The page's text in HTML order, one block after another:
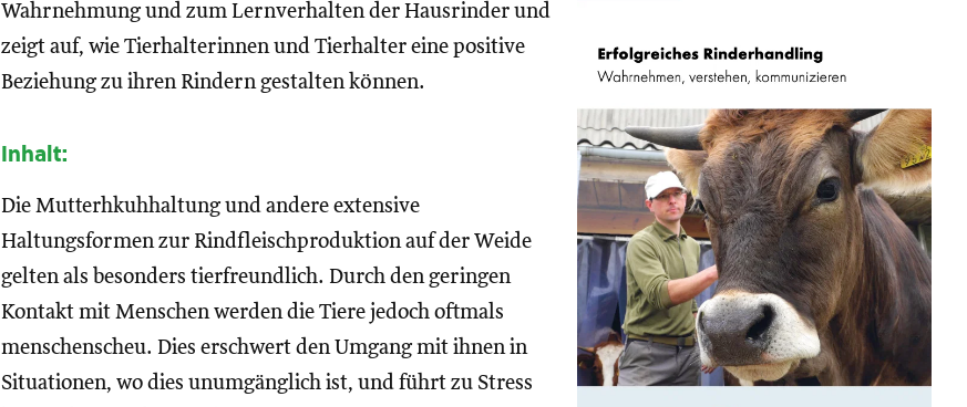
Wahrnehmung und zum Lernverhalten der Hausrinder und
zeigt auf, wie Tierhalterinnen und Tierhalter eine positive
Beziehung zu ihren Rindern gestalten können.
Inhalt:
Die Mutterhkuhhaltung und andere extensive
Haltungsformen zur Rindfleischproduktion auf der Weide
gelten als besonders tierfreundlich. Durch den geringen
Kontakt mit Menschen werden die Tiere jedoch oftmals
menschenscheu. Dies erschwert den Umgang mit ihnen in
Situationen, wo dies unumgänglich ist, und führt zu Stress